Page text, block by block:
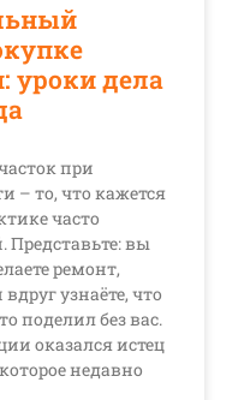
уроки дела
при
– то, что кажется
часто
Представьте: вы
ремонт,
узнаёте, что
поделил без вас.
оказался истец
недавно